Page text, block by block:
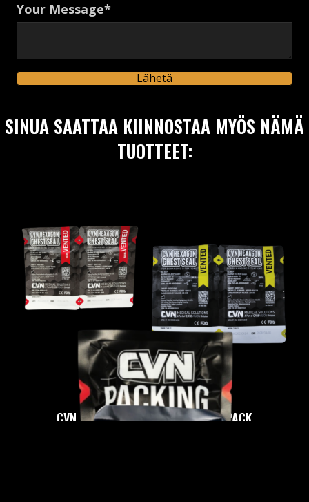
Your Message
Lähetä
SINUA SAATTAA KIINNOSTAA MYÖS NÄMÄ
TUOTTEET:
CVN HEXAGON CHEST SEAL TWIN-PACK